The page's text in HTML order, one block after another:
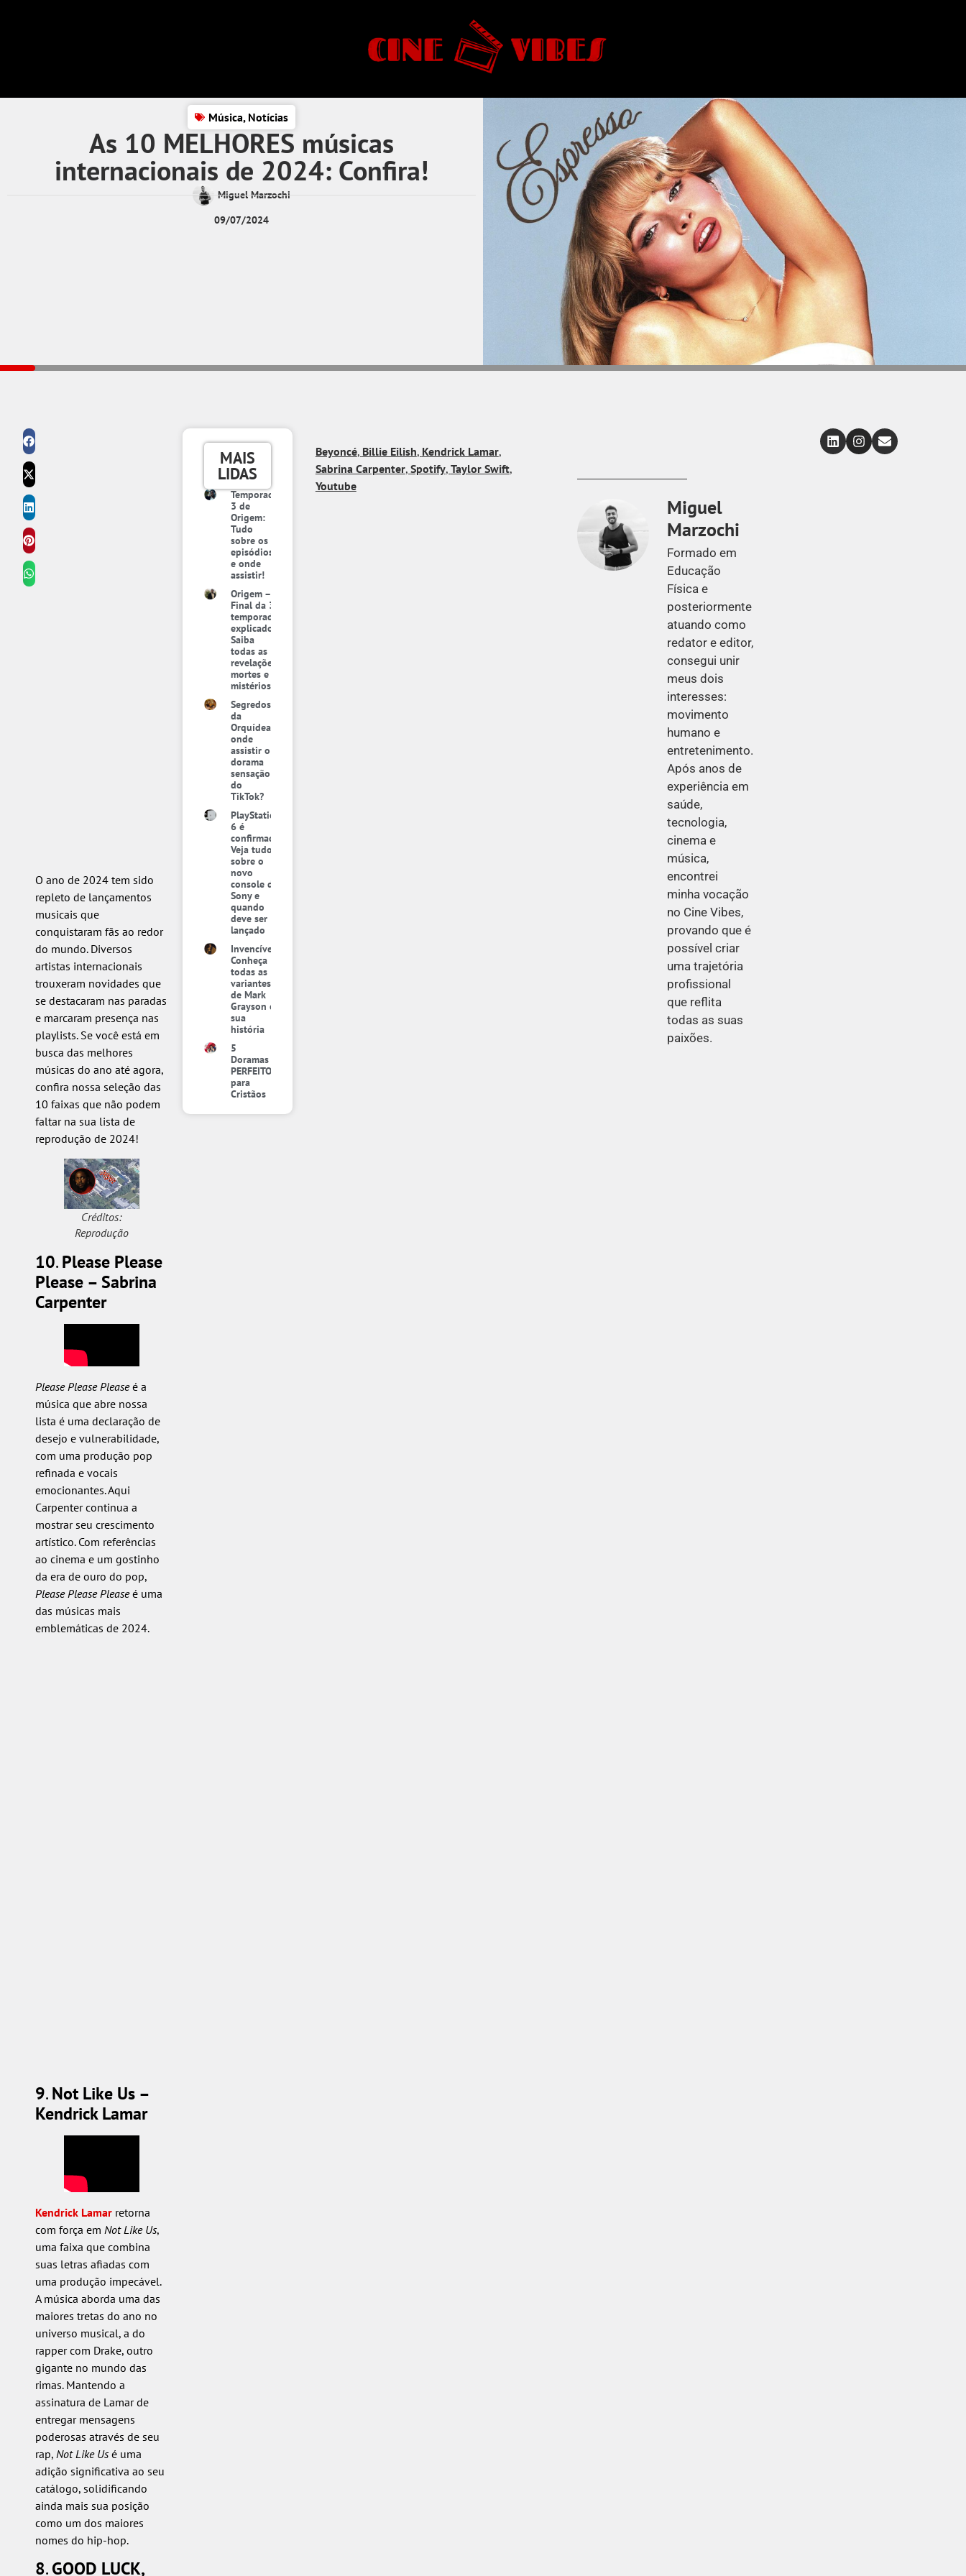
Música, Notícias
As 10 MELHORES músicas
internacionais de 2024: Confira!
Miguel Marzochi
09/07/2024
O ano de 2024 tem sido
repleto de lançamentos
musicais que
conquistaram fãs ao redor
do mundo. Diversos
artistas internacionais
trouxeram novidades que
se destacaram nas paradas
e marcaram presença nas
playlists. Se você está em
busca das melhores
músicas do ano até agora,
confira nossa seleção das
10 faixas que não podem
faltar na sua lista de
reprodução de 2024!
Créditos:
Reprodução
10.Please Please
Please – Sabrina
Carpenter
Please Please Pleaseé a
música que abre nossa
lista é uma declaração de
desejo e vulnerabilidade,
com uma produção pop
refinada e vocais
emocionantes. Aqui
Carpenter continua a
mostrar seu crescimento
artístico. Com referências
ao cinema e um gostinho
da era de ouro do pop,
Please Please Pleaseé uma
das músicas mais
emblemáticas de 2024.
9.Not Like Us –
Kendrick Lamar
Kendrick Lamarretorna
com força em Not Like Us,
uma faixa que combina
suas letras afiadas com
uma produção impecável.
A música aborda uma das
maiores tretas do ano no
universo musical, a do
rapper com Drake, outro
gigante no mundo das
rimas. Mantendo a
assinatura de Lamar de
entregar mensagens
poderosas através de seu
rap, Not Like Usé uma
adição significativa ao seu
catálogo, solidificando
ainda mais sua posição
como um dos maiores
nomes do hip-hop.
8.GOOD LUCK,
MAIS
LIDAS
Temporada
3 de
Origem:
Tudo
sobre os
episódios
e onde
assistir!
Origem –
Final da 3ª
temporada
explicado:
Saiba
todas as
revelações,
mortes e
mistérios
Segredos
da
Orquídea:
onde
assistir o
dorama
sensação
do
TikTok?
PlayStation
6 é
confirmado:
Veja tudo
sobre o
novo
console da
Sony e
quando
deve ser
lançado
Invencível:
Conheça
todas as
variantes
de Mark
Grayson e
sua
história
5
Doramas
PERFEITOS
para
Cristãos
Beyoncé, Billie Eilish, Kendrick Lamar,
Sabrina Carpenter, Spotify, Taylor Swift,
Youtube
Miguel
Marzochi
Formado em
Educação
Física e
posteriormente
atuando como
redator e editor,
consegui unir
meus dois
interesses:
movimento
humano e
entretenimento.
Após anos de
experiência em
saúde,
tecnologia,
cinema e
música,
encontrei
minha vocação
no Cine Vibes,
provando que é
possível criar
uma trajetória
profissional
que reflita
todas as suas
paixões.